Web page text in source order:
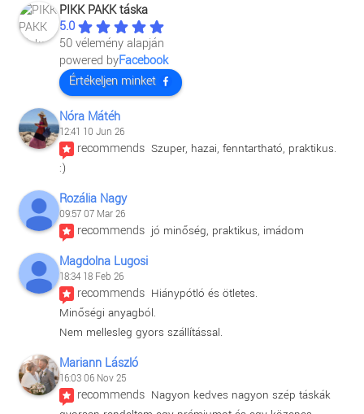
PIKK PAKK táska
5.0
50 vélemény alapján
powered byFacebook
Értékeljen minket
Nóra Mátéh
12:41 10 Jun 26
recommends Szuper, hazai, fenntartható, praktikus.
:)
Rozália Nagy
09:57 07 Mar 26
recommends jó minőség, praktikus, imádom
Magdolna Lugosi
18:34 18 Feb 26
recommends Hiánypótló és ötletes.
Minőségi anyagból.
Nem mellesleg gyors szállítással.
Mariann László
16:03 06 Nov 25
recommends Nagyon kedves nagyon szép táskák